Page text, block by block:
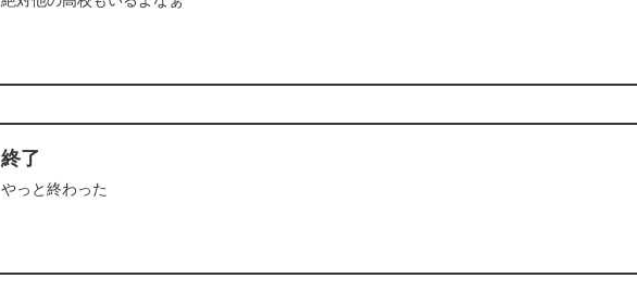
終了
やっと終わった